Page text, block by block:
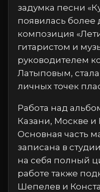
задумка песни
появилась более
композиция
гитаристом и
руководителем
Латыповым,
личных точек
Работа над
Казани, Москве
Основная часть
записана в
на себя полный
работе также
Шепелев и